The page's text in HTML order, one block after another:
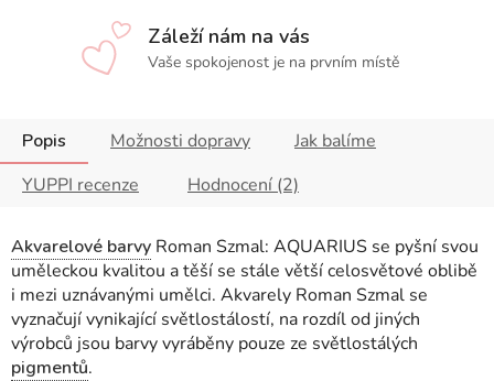
Záleží nám na vás
Vaše spokojenost je na prvním místě
Popis Možnosti dopravy
Jak balíme
YUPPI recenze
Hodnocení (2)
Akvarelové barvy Roman Szmal: AQUARIUS se pyšní svou
uměleckou kvalitou a těší se stále větší celosvětové oblibě
i mezi uznávanými umělci. Akvarely Roman Szmal se
vyznačují vynikající světlostálostí, na rozdíl od jiných
výrobců jsou barvy vyráběny pouze ze světlostálých
pigmentů.